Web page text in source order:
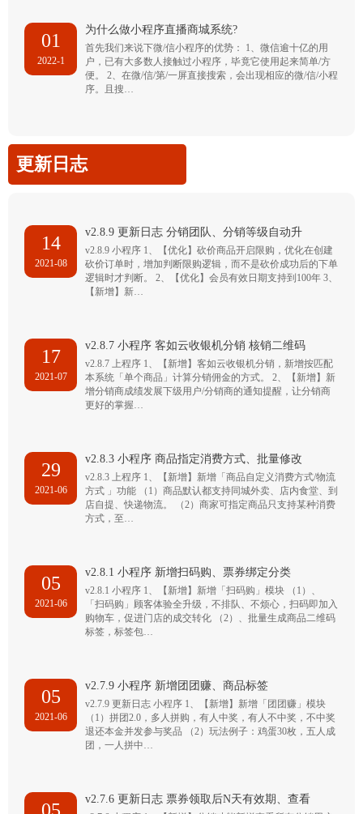
01
2022-1
为什么做小程序直播商城系统?
首先我们来说下微/信小程序的优势： 1、微信逾十亿的用
户，已有大多数人接触过小程序，毕竟它使用起来简单/方
便。 2、在微/信/第/一屏直接搜索，会出现相应的微/信/小程
序。且搜…
更新日志
14
2021-08
v2.8.9 更新日志 分销团队、分销等级自动升
v2.8.9 小程序 1、【优化】砍价商品开启限购，优化在创建
砍价订单时，增加判断限购逻辑，而不是砍价成功后的下单
逻辑时才判断。 2、【优化】会员有效日期支持到100年 3、
【新增】新…
17
2021-07
v2.8.7 小程序 客如云收银机分销 核销二维码
v2.8.7 上程序 1、【新增】客如云收银机分销，新增按匹配
本系统「单个商品」计算分销佣金的方式。 2、【新增】新
增分销商成绩发展下级用户/分销商的通知提醒，让分销商
更好的掌握…
29
2021-06
v2.8.3 小程序 商品指定消费方式、批量修改
v2.8.3 上程序 1、【新增】新增「商品自定义消费方式/物流
方式 」功能 （1）商品默认都支持同城外卖、店内食堂、到
店自提、快递物流。 （2）商家可指定商品只支持某种消费
方式，至…
05
2021-06
v2.8.1 小程序 新增扫码购、票券绑定分类
v2.8.1 小程序 1、【新增】新增「扫码购」模块 （1）、
「扫码购」顾客体验全升级，不排队、不烦心，扫码即加入
购物车，促进门店的成交转化 （2）、批量生成商品二维码
标签，标签包…
05
2021-06
v2.7.9 小程序 新增团团赚、商品标签
v2.7.9 更新日志 小程序 1、【新增】新增「团团赚」模块
（1）拼团2.0，多人拼购，有人中奖，有人不中奖，不中奖
退还本金并发参与奖品 （2）玩法例子：鸡蛋30枚，五人成
团，一人拼中…
v2.7.6 更新日志 票券领取后N天有效期、查看